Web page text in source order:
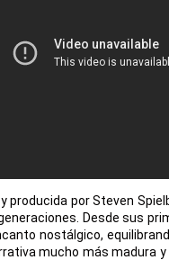
producida por Steven
Desde sus
nostálgico,
mucho más madura